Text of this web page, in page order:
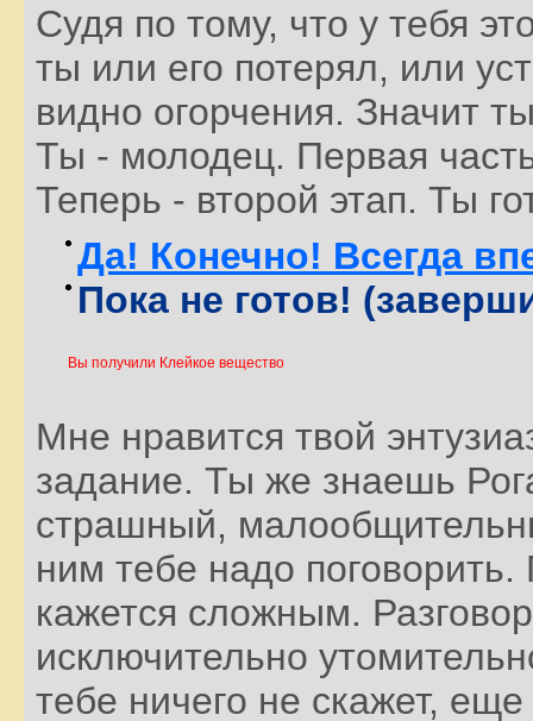
Судя по тому, что у тебя
ты или его потерял, или
видно огорчения. Значит
Ты - молодец. Первая
Теперь - второй этап. Ты
Да! Конечно! Всегда
Пока не готов!
Вы получили Клейкое вещество
Мне нравится твой
задание. Ты же знаешь
страшный,
ним тебе надо
кажется сложным.
исключительно
тебе ничего не скажет,